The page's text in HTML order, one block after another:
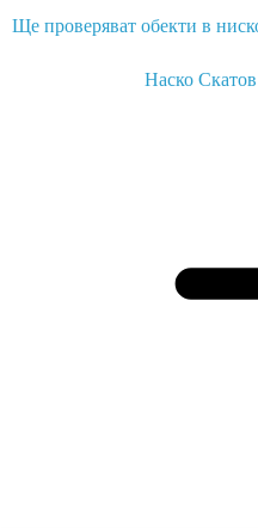
Ще проверяват обекти в
Наско